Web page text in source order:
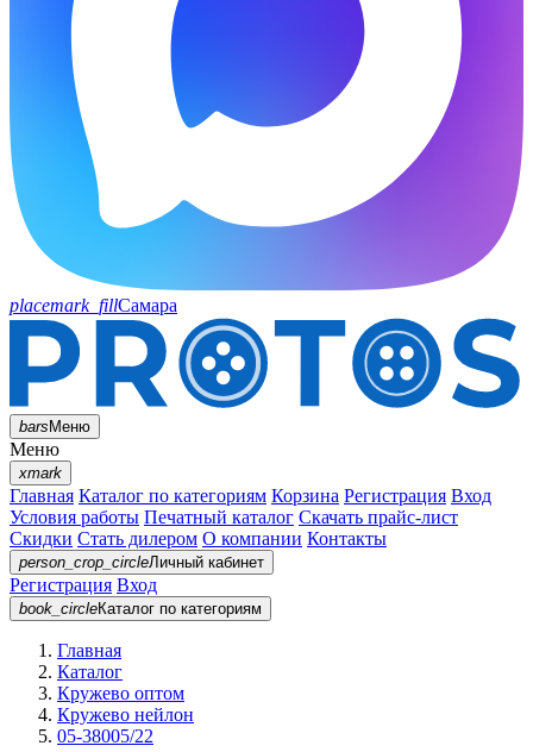
placemark_fillСамара
barsМеню
Меню
xmark
Главная Каталог по категориям Корзина Регистрация Вход
Условия работы Печатный каталог Скачать прайс-лист
Скидки Стать дилером О компании Контакты
person_crop_circleЛичный кабинет
Регистрация Вход
book_circleКаталог по категориям
Главная
Каталог
Кружево оптом
Кружево нейлон
05-38005/22